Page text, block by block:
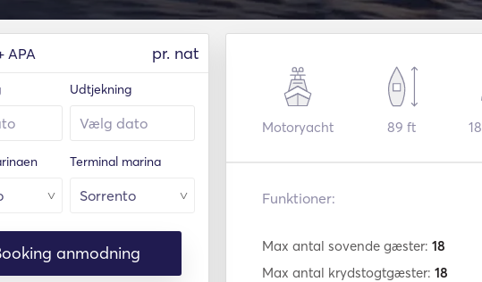
APA pr. nat
Udtjekning
Terminal marina
anmodning
Motoryacht 89 ft 18
Funktioner:
Max antal sovende gæster: 18
Max antal krydstogtgæster: 18